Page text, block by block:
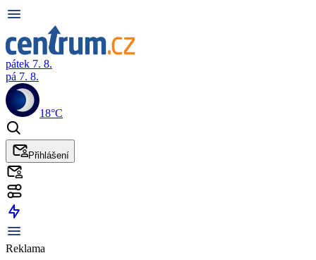
pátek 7. 8.
pá 7. 8.
18°C
Přihlášení
Reklama